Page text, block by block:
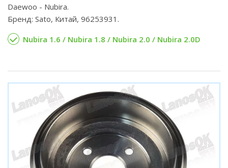
Daewoo - Nubira.
Бренд: Sato, Китай, 96253931.
Nubira 1.6 / Nubira 1.8 / Nubira 2.0 / Nubira 2.0D